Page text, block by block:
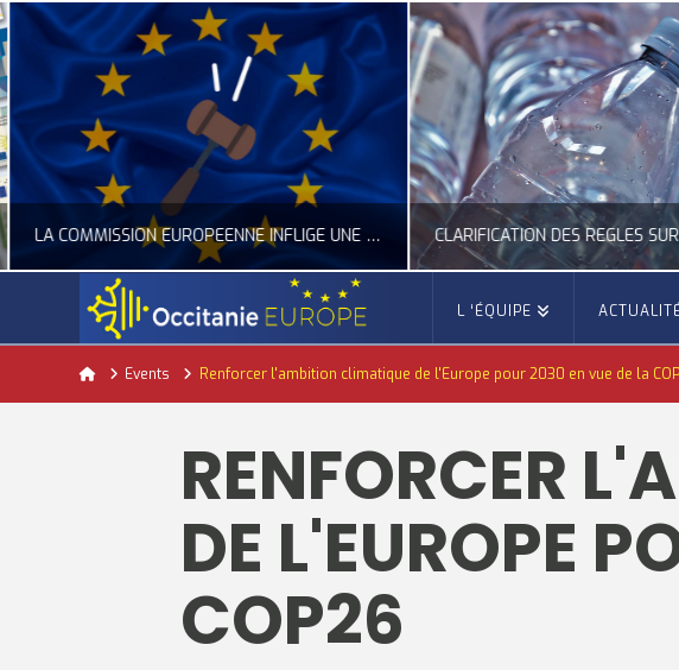
LA COMMISSION EUROPÉENNE INFLIGE UNE AMENDE RECORD À GOOGLE
ACTUALITÉ DE L'UNION EUROPÉENNE, ACTUALITÉ DE LA REPRÉSENTATION D’OCCITANIE EUROPE, NUMÉRIQUE- DIGITAL
JUILLET 24, 2026
ACTUALITÉ DE L'UNION EUROPÉENNE, ACTUALITÉ DE LA REPRÉSENTATION D’OCCITANIE EUROPE, ECONOMIE CIRCULAIRE,
JUILLET 24, 2026
L ‘ÉQUIPE
HomeEvents Renforcer l'ambition climatique de l'Europe pour 2030 en vue de la
RENFORCER
DE L'EUROPE
COP26